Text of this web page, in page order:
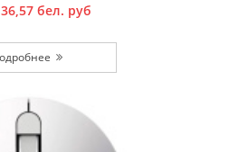
36,57 бел. руб